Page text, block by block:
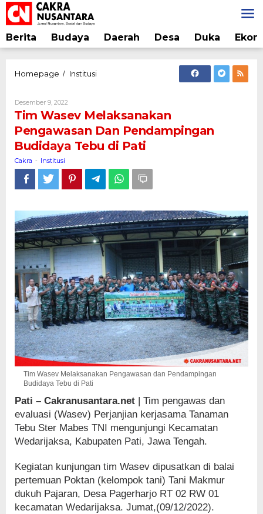
Lewati
ke
konten
Berita Budaya Daerah Desa Duka
Homepage / InstitusiTim
Dan
Pendampingan
Budidaya
di
Pati
Desember 9, 2022
Tim Wasev Melaksanakan
Pengawasan Dan Pendampingan
Budidaya Tebu di Pati
Cakra - Institusi
Tim Wasev Melaksanakan Pengawasan dan Pendampingan
Budidaya Tebu di Pati
Pati – Cakranusantara.net | Tim pengawas dan
evaluasi (Wasev) Perjanjian kerjasama Tanaman
Tebu Ster Mabes TNI mengunjungi Kecamatan
Wedarijaksa, Kabupaten Pati, Jawa Tengah.
Kegiatan kunjungan tim Wasev dipusatkan di balai
pertemuan Poktan (kelompok tani) Tani Makmur
dukuh Pajaran, Desa Pagerharjo RT 02 RW 01
kecamatan Wedarijaksa. Jumat,(09/12/2022).